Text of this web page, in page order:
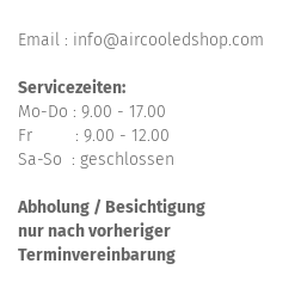
Email : info@aircooledshop.com
Servicezeiten:
Mo-Do : 9.00 - 17.00
Fr : 9.00 - 12.00
Sa-So : geschlossen
Abholung / Besichtigung
nur nach vorheriger
Terminvereinbarung